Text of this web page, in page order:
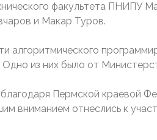
факультета ПНИПУ
и Макар Туров.
алгоритмического
из них было от
Пермской краевой
вниманием отнеслись к